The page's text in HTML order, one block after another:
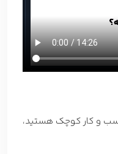
و کار کوچک هستید،